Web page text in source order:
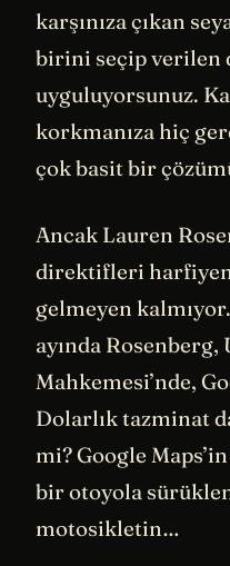
karşınıza çıkan
birini seçip
uyguluyorsunuz.
korkmanıza hiç
çok basit bir
Ancak Lauren
direktifleri harfiyen
gelmeyen
ayında Rosenberg,
Mahkemesi’nde,
Dolarlık tazminat
mi? Google
bir otoyola
motosikletin…